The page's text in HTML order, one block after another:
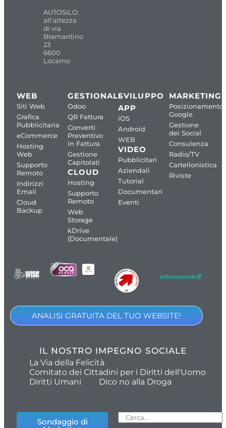
AUTOSILO:
all'altezza
di via
Bramantino
23
6600
Locarno
WEB
Siti Web
Grafica
Pubblicitaria
eCommerce
Hosting
Web
Supporto
Remoto
Indirizzi
Email
Cloud
Backup
GESTIONALI
Odoo
QR Fattura
Converti
Preventivo
in Fattura
Gestione
Capitolati
CLOUD
Hosting
Supporto
Remoto
Web
Storage
kDrive
(Documentale)
SVILUPPO
APP
iOS
Android
WEB
VIDEO
Pubblicitari
Aziendali
Tutorial
Documentari
Eventi
MARKETING
Posizionamento
Google
Gestione
dei Social
Consulenza
Radio/TV
Cartellonistica
Riviste
ANALISI GRATUITA DEL TUO WEBSITE!
IL NOSTRO IMPEGNO SOCIALE
La Via della Felicità
Comitato dei Cittadini per i Diritti dell'Uomo
Diritti Umani
Dico no alla Droga
Sondaggio di